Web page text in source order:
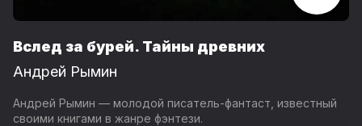
Вслед за бурей. Тайны древних
Андрей Рымин
Андрей Рымин — молодой писатель-фантаст, известный
своими книгами в жанре фэнтези.